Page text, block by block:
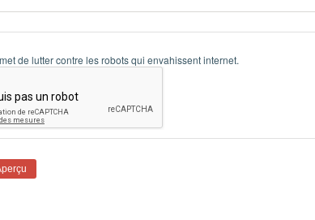
de lutter contre les robots qui envahissent internet.